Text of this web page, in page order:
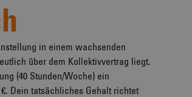
in einem wachsenden
über dem Kollektivvertrag liegt.
(40 Stunden/Woche) ein
Dein tatsächliches Gehalt richtet